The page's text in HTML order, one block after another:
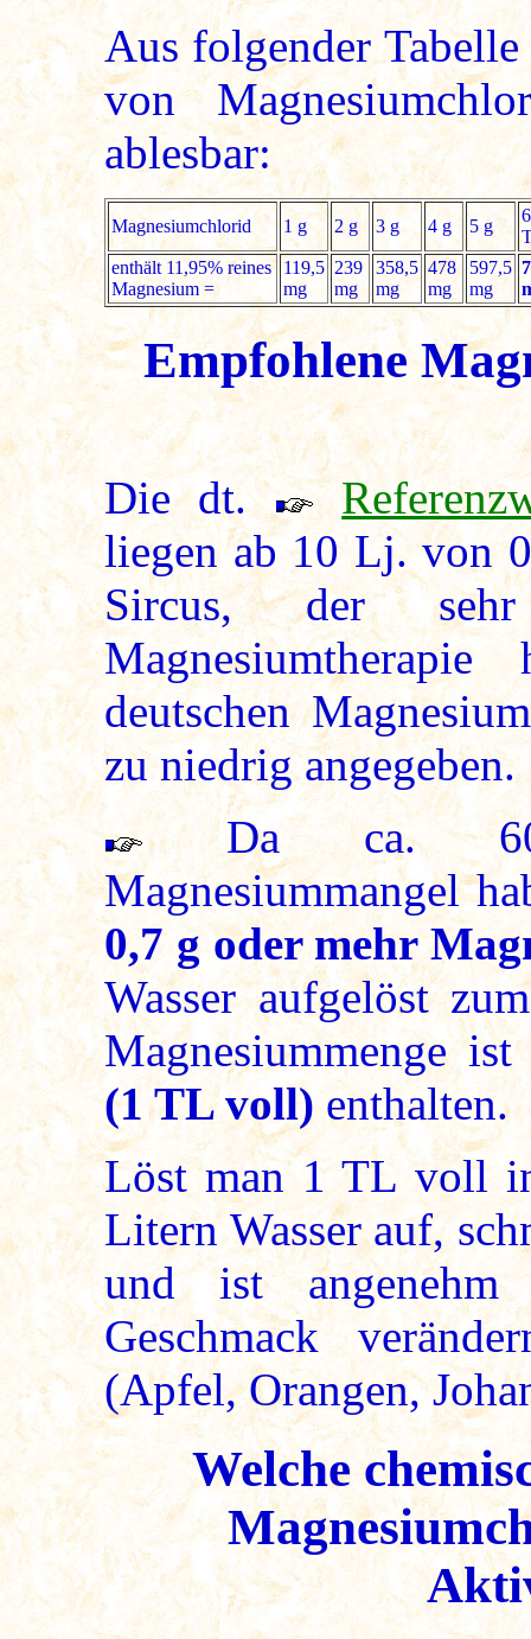
Aus folgender
von
ablesbar:
Magnesiumchlorid 1 g 2 g 3 g 4 g 5 g
enthält 11,95% reines
Magnesium =
119,5
mg
239
mg
358,5
mg
478
mg
597,5
mg
Empfohlene
Die dt.
liegen ab 10 Lj. von
Sircus, der
deutschen
zu niedrig angegeben.
Da ca. 60%
Magnesiummangel
0,7 g oder mehr
Wasser aufgelöst
Magnesiummenge
(1 TL voll)enthalten.
Löst man 1 TL voll
Litern Wasser auf,
und ist
Geschmack
(Apfel, Orangen,
Welche